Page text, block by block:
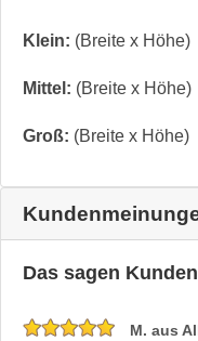
Klein: (Breite x Höhe)
Mittel: (Breite x Höhe)
Groß: (Breite x Höhe)
Das sagen
M. aus